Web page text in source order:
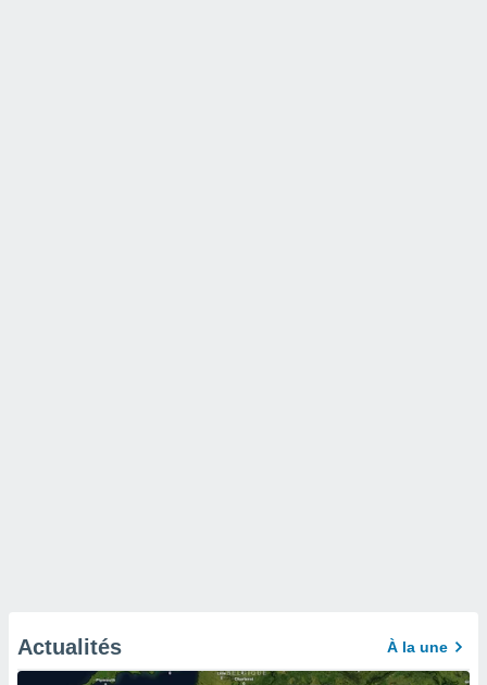
Actualités À la une